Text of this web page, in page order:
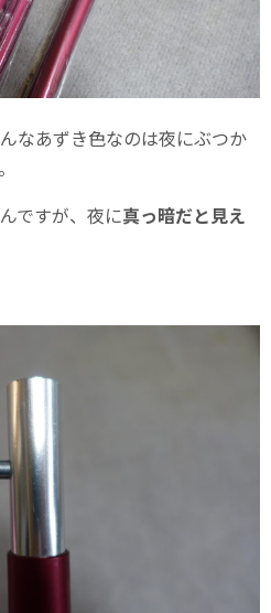
なあずき色なのは夜にぶつか
ですが、夜に真っ暗だと見え